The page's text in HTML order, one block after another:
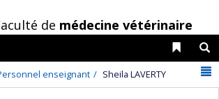
de médecine vétérinaire
Liens
enseignant Sheila LAVERTY